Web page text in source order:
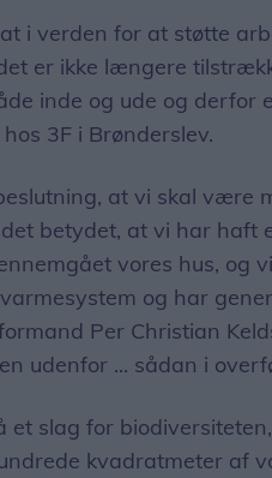
i verden for at støtte
er ikke længere
inde og ude og derfor
3F i Brønderslev.
at vi skal være
betydet, at vi har haft
vores hus, og
og har
Per Christian
udenfor ... sådan i
et slag for
kvadratmeter af